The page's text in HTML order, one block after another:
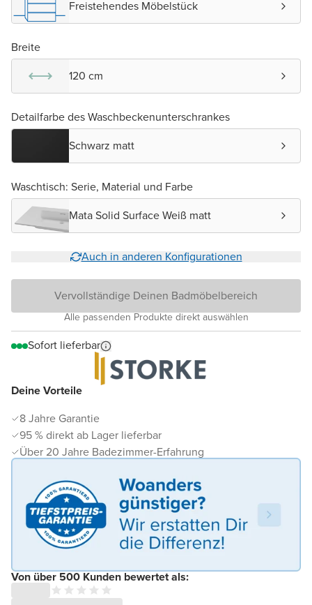
Deine Vorteile
8 Jahre Garantie
95 % direkt ab Lager lieferbar
Über 20 Jahre Badezimmer-Erfahrung
Von über 500 Kunden bewertet als:
Freistehendes Möbelstück
Breite
120 cm
Detailfarbe des Waschbeckenunterschrankes
Schwarz matt
Waschtisch: Serie, Material und Farbe
Mata Solid Surface Weiß matt
Auch in anderen Konfigurationen
Vervollständige Deinen Badmöbelbereich
Alle passenden Produkte direkt auswählen
Sofort lieferbar